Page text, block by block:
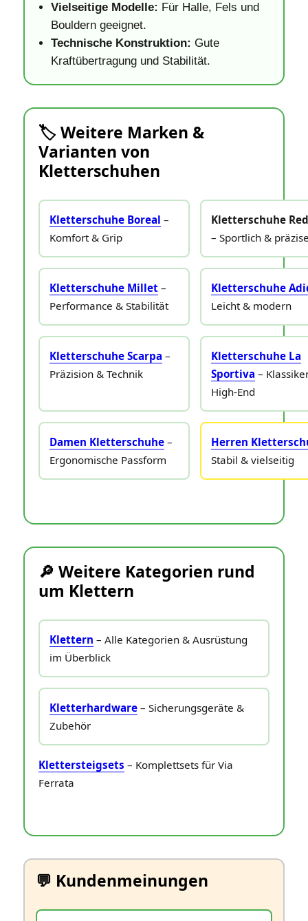
Vielseitige Modelle: Für Halle, Fels und
Bouldern geeignet.
Technische Konstruktion: Gute
Kraftübertragung und Stabilität.
🏷️ Weitere Marken &
Varianten von
Kletterschuhen
Kletterschuhe Boreal –
Komfort & Grip
Kletterschuhe
– Sportlich &
Kletterschuhe Millet –
Performance & Stabilität
Kletterschuhe
Leicht & modern
Kletterschuhe Scarpa –
Präzision & Technik
Kletterschuhe La
Sportiva –
High‑End
Damen Kletterschuhe –
Ergonomische Passform
Herren
Stabil & vielseitig
🔎 Weitere Kategorien rund
um Klettern
Klettern – Alle Kategorien & Ausrüstung
im Überblick
Kletterhardware – Sicherungsgeräte &
Zubehör
Klettersteigsets – Komplettsets für Via
Ferrata
💬 Kundenmeinungen